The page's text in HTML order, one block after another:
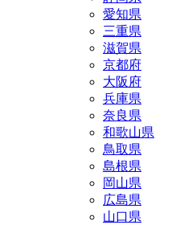
愛知県
三重県
滋賀県
京都府
大阪府
兵庫県
奈良県
和歌山県
鳥取県
島根県
岡山県
広島県
山口県